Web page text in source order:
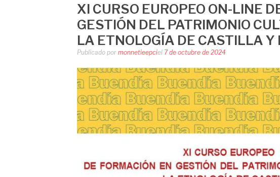
XI CURSO EUROPEO ON-LINE
GESTIÓN DEL PATRIMONIO
LA ETNOLOGÍA DE CASTILLA Y
Publicado por monnetieepciel 7 de octubre de 2024